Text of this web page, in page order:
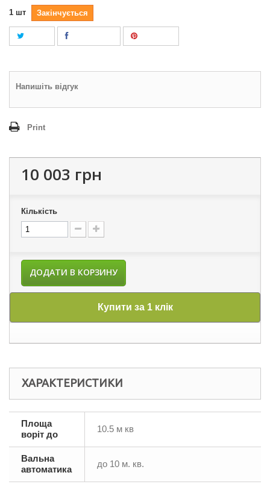
1 шт Закінчується
Напишіть відгук
Print
10 003 грн
Кількість
ДОДАТИ В КОРЗИНУ
Купити за 1 клік
ХАРАКТЕРИСТИКИ
Площа
воріт до
10.5 м кв
Вальна
автоматика
до 10 м. кв.